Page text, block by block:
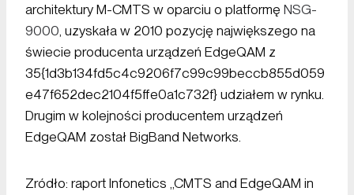
architektury M-CMTS w oparciu o platformę NSG-
9000 , uzyskała w 2010 pozycję największego na
świecie producenta urządzeń EdgeQAM z
35{1d3b134fd5c4c9206f7c99c99beccb855d059
e47f652dec2104f5ffe0a1c732f} udziałem w rynku.
Drugim w kolejności producentem urządzeń
EdgeQAM został BigBand Networks.
Zródło: raport Infonetics „CMTS and EdgeQAM in